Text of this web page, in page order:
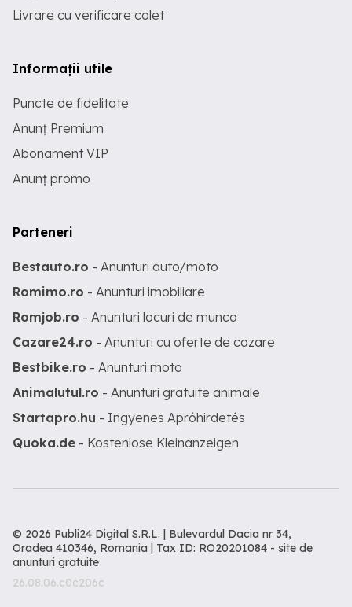
Livrare cu verificare colet
Informații utile
Puncte de fidelitate
Anunț Premium
Abonament VIP
Anunț promo
Parteneri
Bestauto.ro - Anunturi auto/moto
Romimo.ro - Anunturi imobiliare
Romjob.ro - Anunturi locuri de munca
Cazare24.ro - Anunturi cu oferte de cazare
Bestbike.ro - Anunturi moto
Animalutul.ro - Anunturi gratuite animale
Startapro.hu - Ingyenes Apróhirdetés
Quoka.de - Kostenlose Kleinanzeigen
© 2026 Publi24 Digital S.R.L. | Bulevardul Dacia nr 34,
Oradea 410346, Romania | Tax ID: RO20201084 - site de
anunturi gratuite
26.08.06.c0c206c